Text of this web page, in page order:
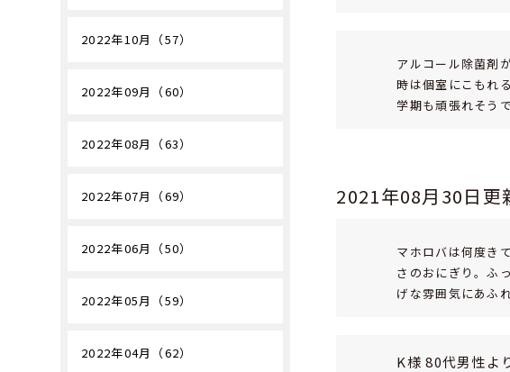
アルコール除菌剤
時は個室にこもれ
学期も頑張れそうで
2021年08月30日更
マホロバは何度き
さのおにぎり。ふ
げな雰囲気にあふ
K様 80代男性よ
2022年10月（57）
2022年09月（60）
2022年08月（63）
2022年07月（69）
2022年06月（50）
2022年05月（59）
2022年04月（62）